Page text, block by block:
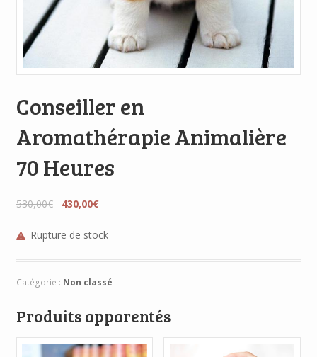
Conseiller en
Aromathérapie Animalière
70 Heures
530,00€ 430,00€
Rupture de stock
Catégorie : Non classé
Produits apparentés